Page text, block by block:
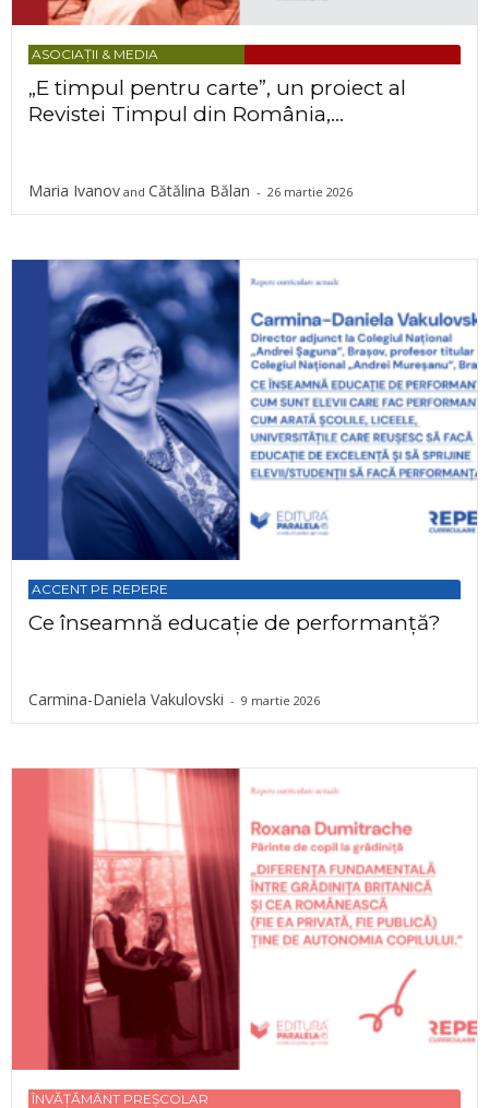
ASOCIAȚII & MEDIA
„E timpul pentru carte”, un proiect al
Revistei Timpul din România,...
Maria Ivanov and Cătălina Bălan - 26 martie 2026
ACCENT PE REPERE
Ce înseamnă educație de performanță?
Carmina-Daniela Vakulovski - 9 martie 2026
ÎNVĂȚĂMÂNT PREȘCOLAR